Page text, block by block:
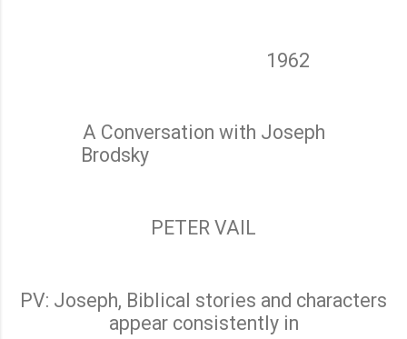
1962
A Conversation with Joseph
Brodsky
PETER VAIL
PV: Joseph, Biblical stories and characters
appear consistently in